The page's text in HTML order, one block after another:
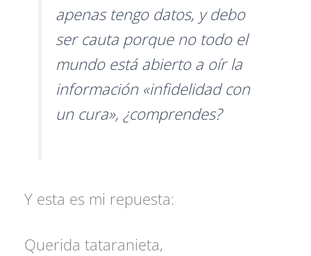
apenas tengo datos, y debo
ser cauta porque no todo el
mundo está abierto a oír la
información «infidelidad con
un cura», ¿comprendes?
Y esta es mi repuesta:
Querida tataranieta,